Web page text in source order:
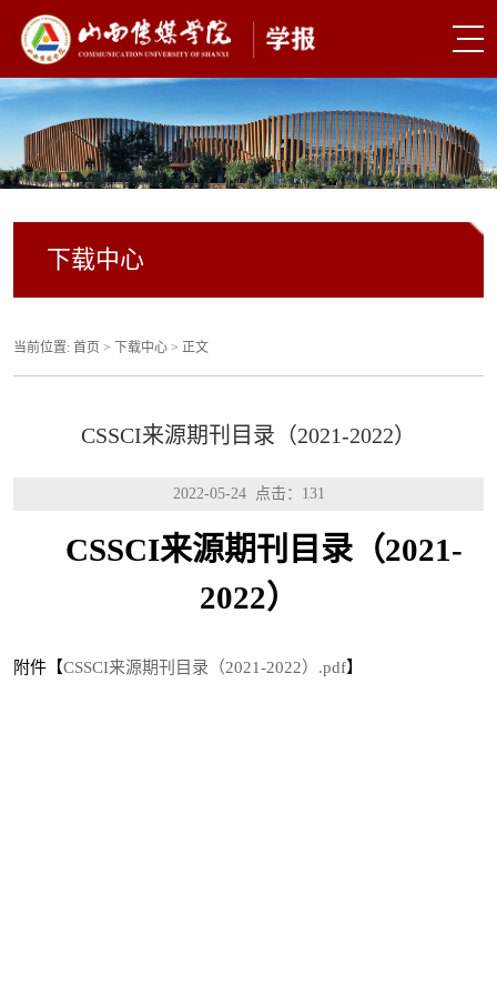
下载中心
当前位置: 首页 > 下载中心 > 正文
CSSCI来源期刊目录（2021-2022）
2022-05-24 点击： 131
CSSCI来源期刊目录（2021-
2022）
附件【CSSCI来源期刊目录（2021-2022）.pdf】